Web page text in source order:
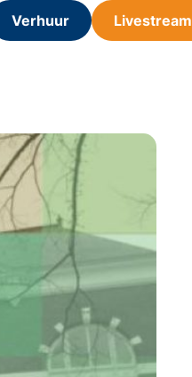
Verhuur Livestream